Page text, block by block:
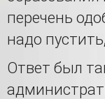
перечень
надо
Ответ был